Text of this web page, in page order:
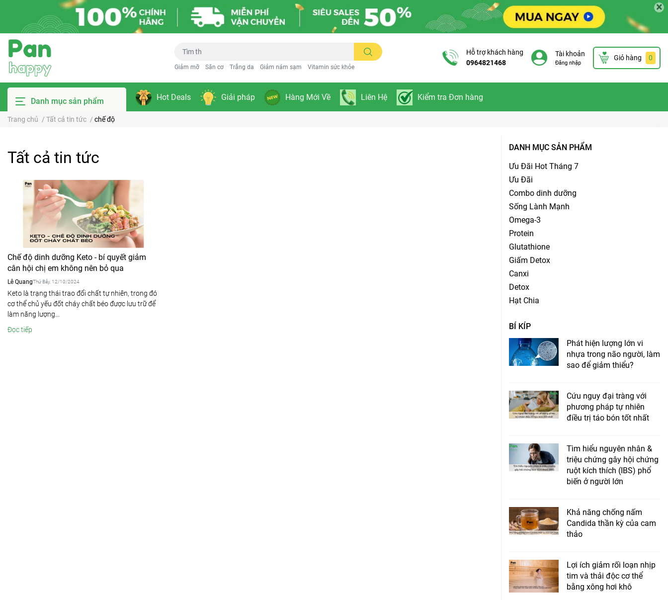
×
Giảm mỡ Săn cơ Trắng da Giảm nám sạm Vitamin sức khỏe
Hỗ trợ khách hàng
0964821468
Tài khoản
Đăng nhập
Giỏ hàng 0
Danh mục sản phẩm Hot Deals Giải pháp Hàng Mới Về Liên Hệ Kiểm tra Đơn hàng
Trang chủ / Tất cả tin tức / chế độ
Tất cả tin tức
Chế độ dinh dưỡng Keto - bí quyết giảm
cân hội chị em không nên bỏ qua
Lê QuangThứ Bảy, 12/10/2024
Keto là trạng thái trao đổi chất tự nhiên, trong đó
cơ thể chủ yếu đốt cháy chất béo được lưu trữ để
làm năng lượng...
Đọc tiếp
DANH MỤC SẢN PHẨM
Ưu Đãi Hot Tháng 7
Ưu Đãi
Combo dinh dưỡng
Sống Lành Mạnh
Omega-3
Protein
Glutathione
Giấm Detox
Canxi
Detox
Hạt Chia
BÍ KÍP
Phát hiện lượng lớn vi
nhựa trong não người, làm
sao để giảm thiểu?
Cứu nguy đại tràng với
phương pháp tự nhiên
điều trị táo bón tốt nhất
Tìm hiểu nguyên nhân &
triệu chứng gây hội chứng
ruột kích thích (IBS) phổ
biến ở người lớn
Khả năng chống nấm
Candida thần kỳ của cam
thảo
Lợi ích giảm rối loạn nhịp
tim và thải độc cơ thể
bằng xông hơi khô